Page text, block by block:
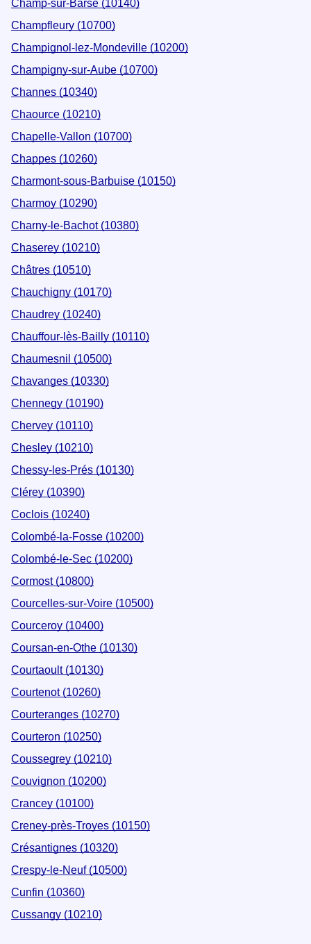
Champ-sur-Barse (10140)
Champfleury (10700)
Champignol-lez-Mondeville (10200)
Champigny-sur-Aube (10700)
Channes (10340)
Chaource (10210)
Chapelle-Vallon (10700)
Chappes (10260)
Charmont-sous-Barbuise (10150)
Charmoy (10290)
Charny-le-Bachot (10380)
Chaserey (10210)
Châtres (10510)
Chauchigny (10170)
Chaudrey (10240)
Chauffour-lès-Bailly (10110)
Chaumesnil (10500)
Chavanges (10330)
Chennegy (10190)
Chervey (10110)
Chesley (10210)
Chessy-les-Prés (10130)
Clérey (10390)
Coclois (10240)
Colombé-la-Fosse (10200)
Colombé-le-Sec (10200)
Cormost (10800)
Courcelles-sur-Voire (10500)
Courceroy (10400)
Coursan-en-Othe (10130)
Courtaoult (10130)
Courtenot (10260)
Courteranges (10270)
Courteron (10250)
Coussegrey (10210)
Couvignon (10200)
Crancey (10100)
Creney-près-Troyes (10150)
Crésantignes (10320)
Crespy-le-Neuf (10500)
Cunfin (10360)
Cussangy (10210)